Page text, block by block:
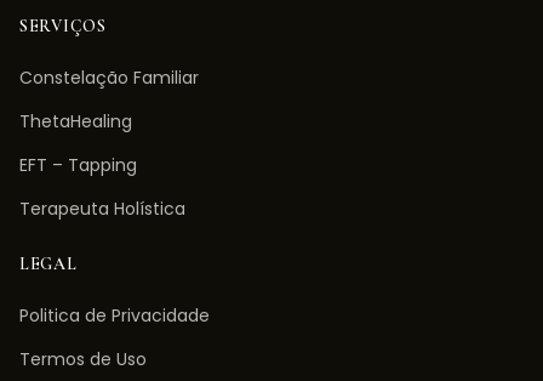
SERVIÇOS
Constelação Familiar
ThetaHealing
EFT – Tapping
Terapeuta Holística
LEGAL
Politica de Privacidade
Termos de Uso